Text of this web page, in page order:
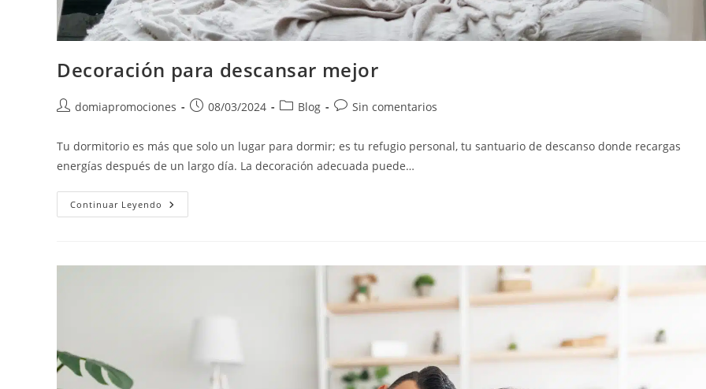
Decoración para descansar mejor
domiapromociones 08/03/2024 Blog Sin comentarios
Tu dormitorio es más que solo un lugar para dormir; es tu refugio personal, tu santuario de descanso donde recargas
energías después de un largo día. La decoración adecuada puede…
Continuar Leyendo